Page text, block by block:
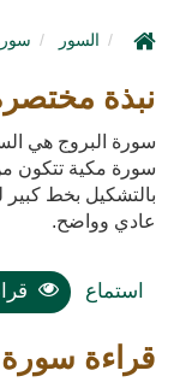
السور
نبذة
سورة مكية تتكون من 22
بالتشكيل بخط
عادي وواضح.
استماع
قراءة سورة